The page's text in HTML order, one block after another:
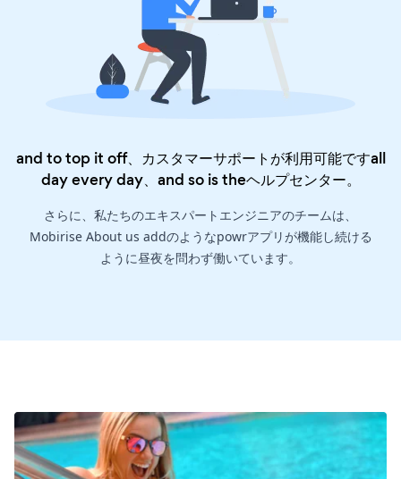
and to top it off、カスタマーサポートが利用可能ですall
day every day、and so is theヘルプセンター。
さらに、私たちのエキスパートエンジニアのチームは、
Mobirise About us addのようなpowrアプリが機能し続ける
ように昼夜を問わず働いています。